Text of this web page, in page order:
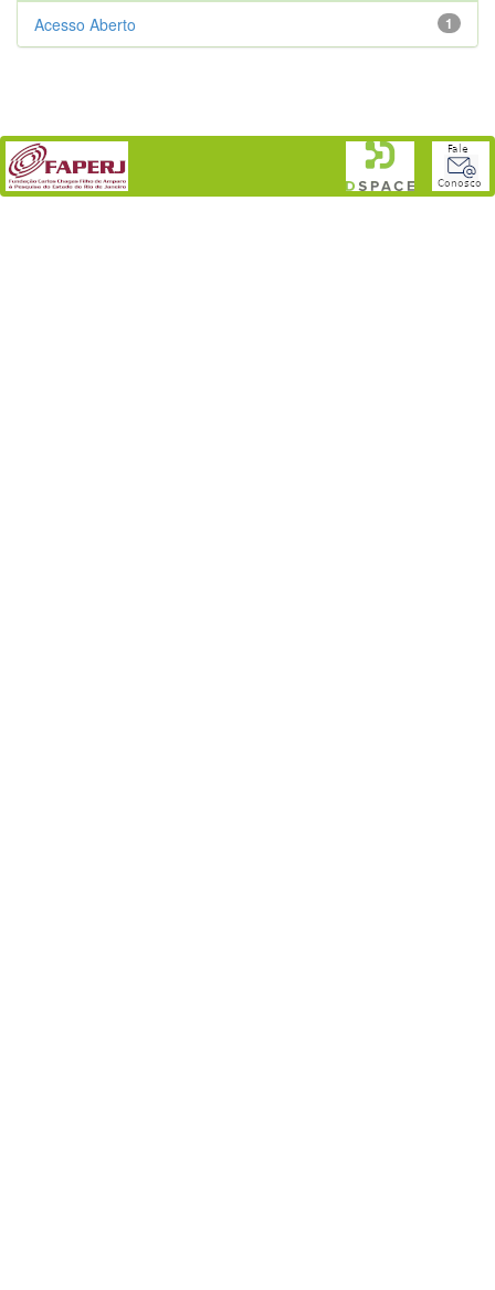
1
Acesso Aberto